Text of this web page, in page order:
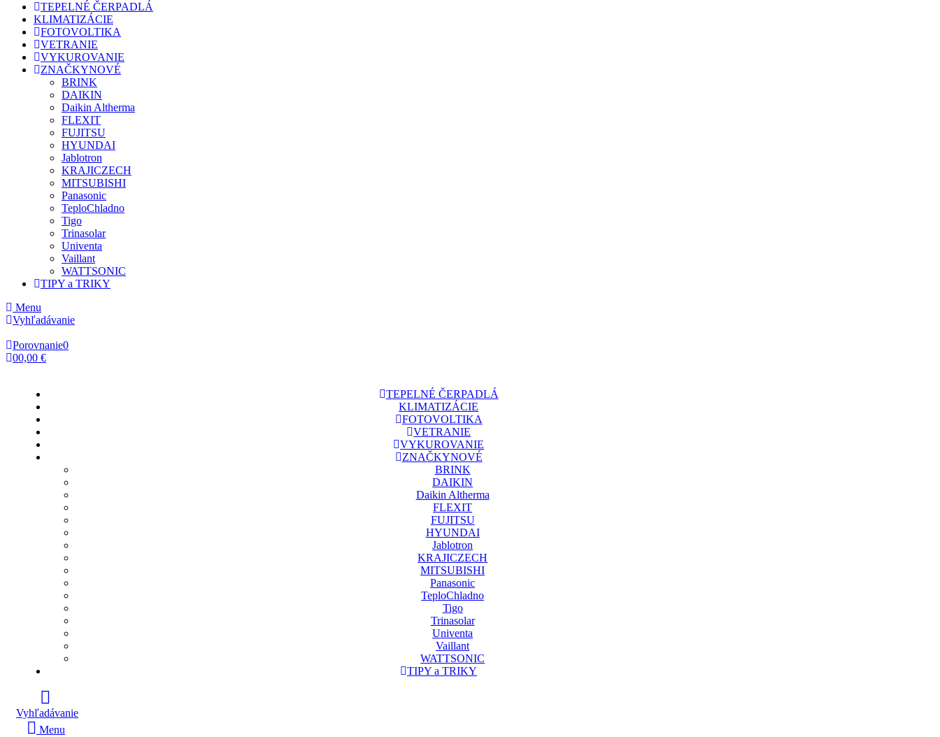
TEPELNÉ ČERPADLÁ
KLIMATIZÁCIE
FOTOVOLTIKA
VETRANIE
VYKUROVANIE
ZNAČKYNOVÉ
BRINK
DAIKIN
Daikin Altherma
FLEXIT
FUJITSU
HYUNDAI
Jablotron
KRAJICZECH
MITSUBISHI
Panasonic
TeploChladno
Tigo
Trinasolar
Univenta
Vaillant
WATTSONIC
TIPY a TRIKY
Menu
Vyhľadávanie
Porovnanie0
00,00 €
TEPELNÉ ČERPADLÁ
KLIMATIZÁCIE
FOTOVOLTIKA
VETRANIE
VYKUROVANIE
ZNAČKYNOVÉ
BRINK
DAIKIN
Daikin Altherma
FLEXIT
FUJITSU
HYUNDAI
Jablotron
KRAJICZECH
MITSUBISHI
Panasonic
TeploChladno
Tigo
Trinasolar
Univenta
Vaillant
WATTSONIC
TIPY a TRIKY
Vyhľadávanie
Menu